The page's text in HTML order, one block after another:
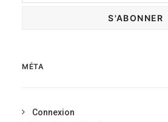
MÉTA
Connexion